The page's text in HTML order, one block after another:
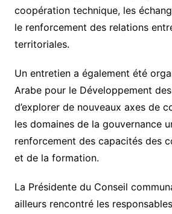
coopération technique, les
le renforcement des relations
territoriales.
Un entretien a également été
Arabe pour le Développement
d’explorer de nouveaux axes de
les domaines de la gouvernance
renforcement des capacités des
et de la formation.
La Présidente du Conseil
ailleurs rencontré les